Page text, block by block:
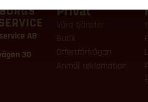
AB
30
Privat
Våra tjänster
Butik
Offertförfrågan
Anmäl reklamation